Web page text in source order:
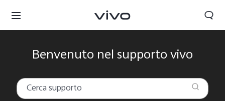
Benvenuto nel supporto vivo